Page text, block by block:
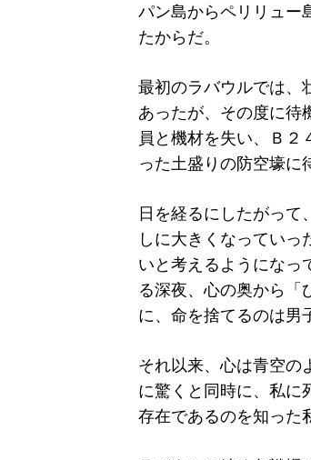
パン島からペリリュー
たからだ。
最初のラバウルでは、
あったが、その度に待
員と機材を失い、Ｂ２
った土盛りの防空壕に
日を経るにしたがっ
しに大きくなってい
いと考えるようになっ
る深夜、心の奥から「
に、命を捨てるのは男
それ以来、心は青空の
に驚くと同時に、私に
存在であるのを知った